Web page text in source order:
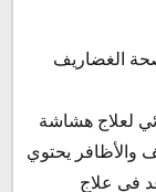
للمفاصل
الغضاريف
لعلاج هشاشة
والأظافر يحتوي
في علاج